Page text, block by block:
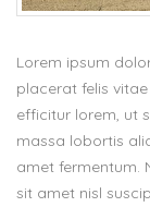
Lorem ipsum
placerat felis
efficitur lorem, ut
massa lobortis
amet fermentum.
sit amet nisl